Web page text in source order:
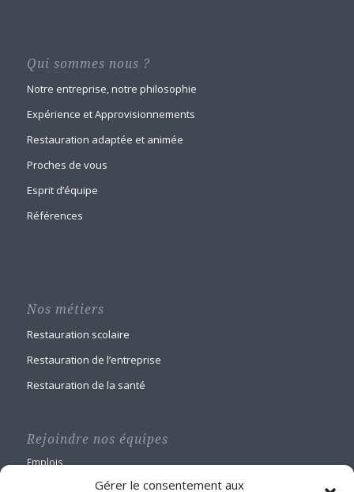
Gérer le consentement aux
Qui sommes nous ?
Notre entreprise, notre philosophie
Expérience et Approvisionnements
Restauration adaptée et animée
Proches de vous
Esprit d’équipe
Références
Nos métiers
Restauration scolaire
Restauration de l’entreprise
Restauration de la santé
Rejoindre nos équipes
Emplois